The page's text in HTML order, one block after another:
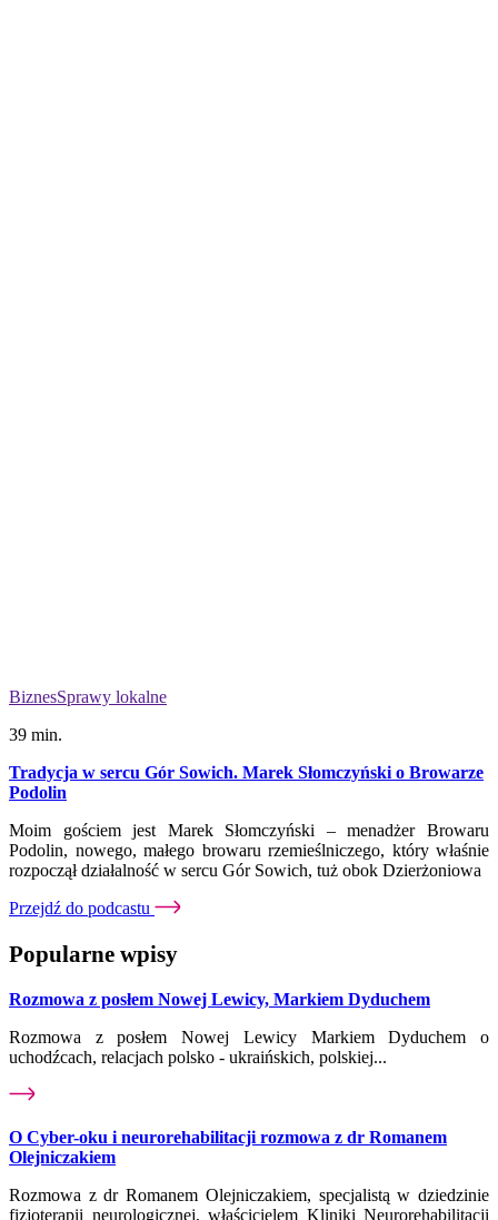
BiznesSprawy lokalne
39 min.
Tradycja w sercu Gór Sowich. Marek Słomczyński o Browarze
Podolin
Moim gościem jest Marek Słomczyński – menadżer Browaru
Podolin, nowego, małego browaru rzemieślniczego, który właśnie
rozpoczął działalność w sercu Gór Sowich, tuż obok Dzierżoniowa
Przejdź do podcastu
Popularne wpisy
Rozmowa z posłem Nowej Lewicy, Markiem Dyduchem
Rozmowa z posłem Nowej Lewicy Markiem Dyduchem o
uchodźcach, relacjach polsko - ukraińskich, polskiej...
O Cyber-oku i neurorehabilitacji rozmowa z dr Romanem
Olejniczakiem
Rozmowa z dr Romanem Olejniczakiem, specjalistą w dziedzinie
fizjoterapii neurologicznej, właścicielem Kliniki Neurorehabilitacji